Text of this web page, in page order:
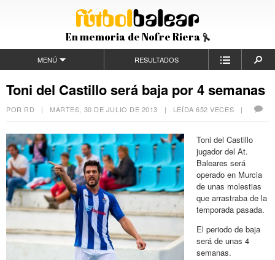
En memoria de Nofre Riera
MENÚ RESULTADOS
Toni del Castillo será baja por 4 semanas
POR RD | MARTES, 30 DE JULIO DE 2013 | LEÍDA 652 VECES |
Toni del Castillo
jugador del At.
Baleares será
operado en Murcia
de unas molestias
que arrastraba de la
temporada pasada.
El periodo de baja
será de unas 4
semanas.